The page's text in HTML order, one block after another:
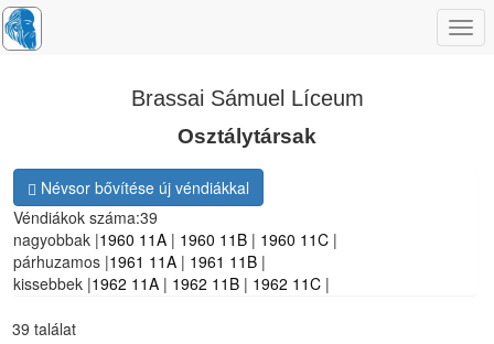
Brassai Sámuel Líceum
Osztálytársak
Névsor bővítése új véndiákkal
Véndiákok száma:39
nagyobbak |1960 11A | 1960 11B | 1960 11C |
párhuzamos |1961 11A | 1961 11B |
kissebbek |1962 11A | 1962 11B | 1962 11C |
39 találat